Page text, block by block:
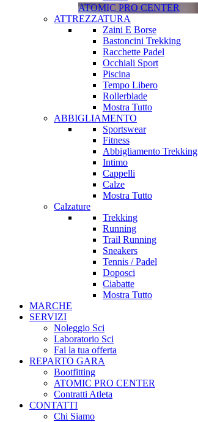
ATOMIC PRO CENTER
ATTREZZATURA
Zaini E Borse
Bastoncini Trekking
Racchette Padel
Occhiali Sport
Piscina
Tempo Libero
Rollerblade
Mostra Tutto
ABBIGLIAMENTO
Sportswear
Fitness
Abbigliamento Trekking
Intimo
Cappelli
Calze
Mostra Tutto
Calzature
Trekking
Running
Trail Running
Sneakers
Tennis / Padel
Doposci
Ciabatte
Mostra Tutto
MARCHE
SERVIZI
Noleggio Sci
Laboratorio Sci
Fai la tua offerta
REPARTO GARA
Bootfitting
ATOMIC PRO CENTER
Contratti Atleta
CONTATTI
Chi Siamo